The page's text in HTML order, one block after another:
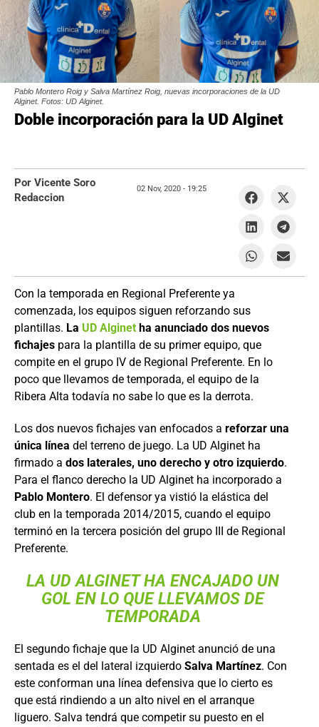
Pablo Montero Roig y Salva Martínez Roig, nuevas incorporaciones de la UD
Alginet. Fotos: UD Alginet.
Doble incorporación para la UD Alginet
Con la temporada en Regional Preferente ya
comenzada, los equipos siguen reforzando sus
plantillas. La UD Alginet ha anunciado dos nuevos
fichajes para la plantilla de su primer equipo, que
compite en el grupo IV de Regional Preferente. En lo
poco que llevamos de temporada, el equipo de la
Ribera Alta todavía no sabe lo que es la derrota.
Los dos nuevos fichajes van enfocados a reforzar una
única línea del terreno de juego. La UD Alginet ha
firmado a dos laterales, uno derecho y otro izquierdo.
Para el flanco derecho la UD Alginet ha incorporado a
Pablo Montero. El defensor ya vistió la elástica del
club en la temporada 2014/2015, cuando el equipo
terminó en la tercera posición del grupo III de Regional
Preferente.
LA UD ALGINET HA ENCAJADO UN
GOL EN LO QUE LLEVAMOS DE
TEMPORADA
El segundo fichaje que la UD Alginet anunció de una
sentada es el del lateral izquierdo Salva Martínez. Con
este conforman una línea defensiva que lo cierto es
que está rindiendo a un alto nivel en el arranque
liguero. Salva tendrá que competir su puesto en el
Por Vicente Soro
Redaccion
02 Nov, 2020 - 19:25